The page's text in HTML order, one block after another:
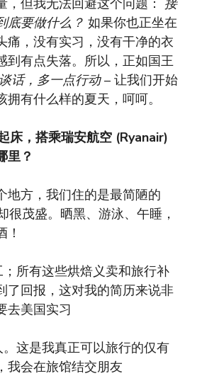
，但我无法回避这个问题： 接
底要做什么？ 如果你也正坐在
痛，没有实习，没有干净的衣
到有点失落。所以，正如国王
话，多一点行动– 让我们开始
有什么样的夏天，呵呵。
床，搭乘瑞安航空 (Ryanair)
里？
地方，我们住的是最简陋的
很茂盛。晒黑、游泳、午睡，
所有这些烘焙义卖和旅行补
了回报，这对我的简历来说非
去美国实习
这是我真正可以旅行的仅有
我会在旅馆结交朋友